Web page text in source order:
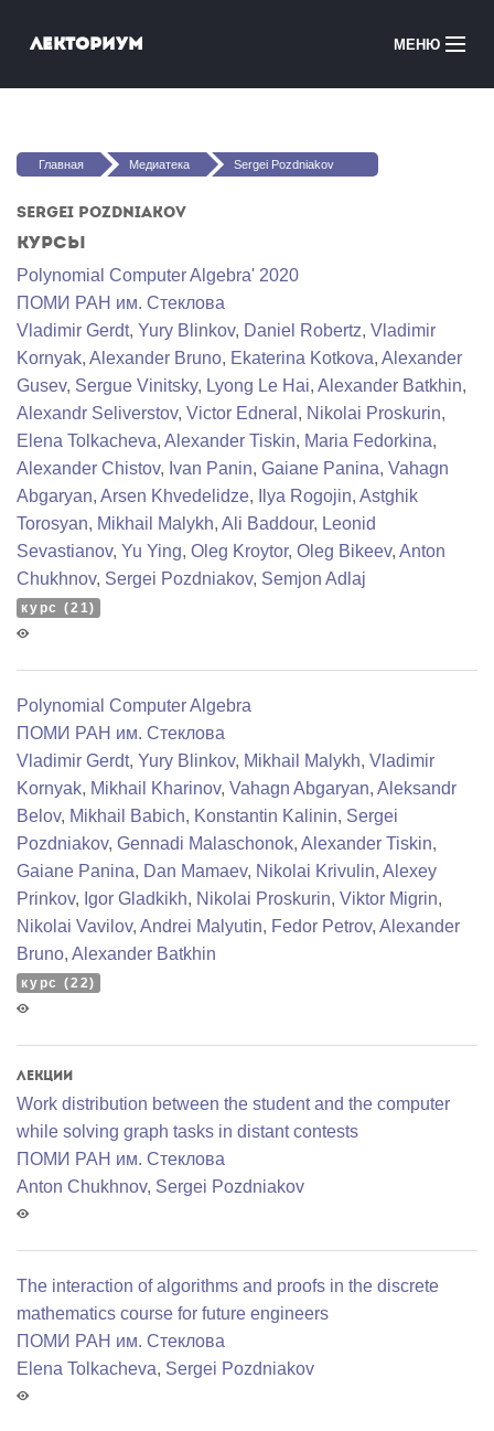
Лекториум МЕНЮ
Медиатека
Вы здесь
Главная Медиатека Sergei Pozdniakov
Sergei Pozdniakov
Курсы
Polynomial Computer Algebra' 2020
ПОМИ РАН им. Стеклова
Vladimir Gerdt, Yury Blinkov, Daniel Robertz, Vladimir
Kornyak, Alexander Bruno, Ekaterina Kotkova, Alexander
Gusev, Sergue Vinitsky, Lyong Le Hai, Alexander Batkhin,
Alexandr Seliverstov, Victor Edneral , Nikolai Proskurin,
Elena Tolkacheva, Alexander Tiskin, Maria Fedorkina,
Alexander Chistov, Ivan Panin, Gaiane Panina, Vahagn
Abgaryan, Arsen Khvedelidze, Ilya Rogojin, Astghik
Torosyan, Mikhail Malykh, Ali Baddour, Leonid
Sevastianov, Yu Ying, Oleg Kroytor, Oleg Bikeev, Anton
Chukhnov, Sergei Pozdniakov, Semjon Adlaj
курс (21)
Polynomial Computer Algebra
ПОМИ РАН им. Стеклова
Vladimir Gerdt, Yury Blinkov, Mikhail Malykh, Vladimir
Kornyak, Mikhail Kharinov, Vahagn Abgaryan, Aleksandr
Belov, Mikhail Babich, Konstantin Kalinin, Sergei
Pozdniakov, Gennadi Malaschonok, Alexander Tiskin,
Gaiane Panina, Dan Mamaev, Nikolai Krivulin, Alexey
Prinkov, Igor Gladkikh, Nikolai Proskurin, Viktor Migrin,
Nikolai Vavilov, Andrei Malyutin, Fedor Petrov, Alexander
Bruno, Alexander Batkhin
курс (22)
Лекции
Work distribution between the student and the computer
while solving graph tasks in distant contests
ПОМИ РАН им. Стеклова
Anton Chukhnov, Sergei Pozdniakov
The interaction of algorithms and proofs in the discrete
mathematics course for future engineers
ПОМИ РАН им. Стеклова
Elena Tolkacheva, Sergei Pozdniakov